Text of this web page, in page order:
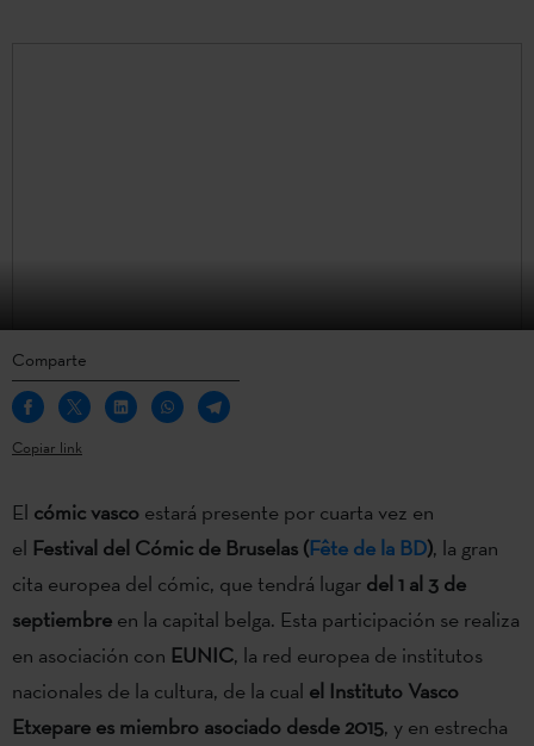
Comparte
Copiar link
El cómic vasco estará presente por cuarta vez en
el Festival del Cómic de Bruselas (Fête de la BD), la gran
cita europea del cómic, que tendrá lugar del 1 al 3 de
septiembre en la capital belga. Esta participación se realiza
en asociación con EUNIC, la red europea de institutos
nacionales de la cultura, de la cual el Instituto Vasco
Etxepare es miembro asociado desde 2015, y en estrecha